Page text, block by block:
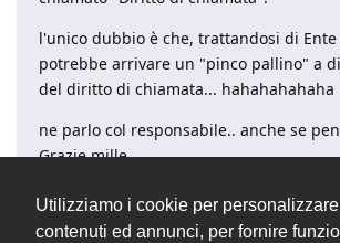
Utilizziamo i cookie per personalizzare
contenuti ed annunci, per fornire
l'unico dubbio è che, trattandosi di Ente
potrebbe arrivare un "pinco pallino" a
del diritto di chiamata... hahahahahaha
ne parlo col responsabile.. anche se
Grazie mille.